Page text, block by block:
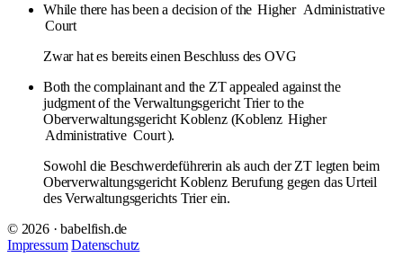
While there has been a decision of the Higher Administrative
Court
Zwar hat es bereits einen Beschluss des OVG
Both the complainant and the ZT appealed against the
judgment of the Verwaltungsgericht Trier to the
Oberverwaltungsgericht Koblenz (Koblenz Higher
Administrative Court).
Sowohl die Beschwerdeführerin als auch der ZT legten beim
Oberverwaltungsgericht Koblenz Berufung gegen das Urteil
des Verwaltungsgerichts Trier ein.
© 2026 · babelfish.de
Impressum Datenschutz